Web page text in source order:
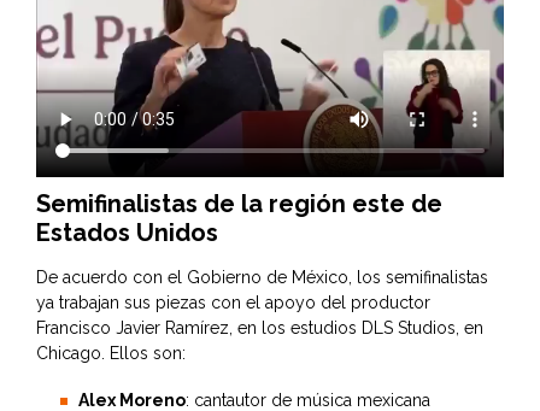
Semifinalistas de la región este de
Estados Unidos
De acuerdo con el Gobierno de México, los semifinalistas
ya trabajan sus piezas con el apoyo del productor
Francisco Javier Ramírez, en los estudios DLS Studios, en
Chicago. Ellos son:
Alex Moreno: cantautor de música mexicana